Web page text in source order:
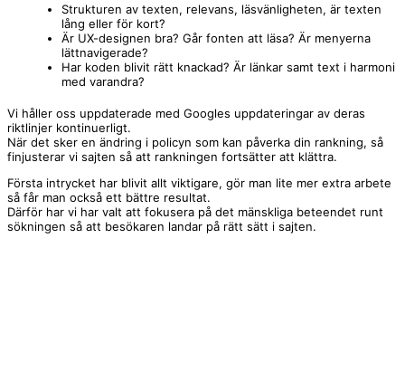
Strukturen av texten, relevans, läsvänligheten, är texten
lång eller för kort?
Är UX-designen bra? Går fonten att läsa? Är menyerna
lättnavigerade?
Har koden blivit rätt knackad? Är länkar samt text i harmoni
med varandra?
Vi håller oss uppdaterade med Googles uppdateringar av deras
riktlinjer kontinuerligt.
När det sker en ändring i policyn som kan påverka din rankning, så
finjusterar vi sajten så att rankningen fortsätter att klättra.
Första intrycket har blivit allt viktigare, gör man lite mer extra arbete
så får man också ett bättre resultat.
Därför har vi har valt att fokusera på det mänskliga beteendet runt
sökningen så att besökaren landar på rätt sätt i sajten.